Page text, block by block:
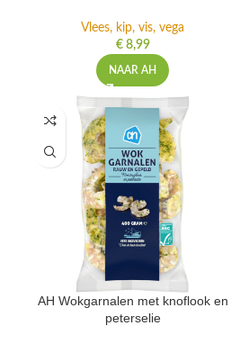
Vlees, kip, vis, vega
€8,99
NAAR AH
AH Wokgarnalen met knoflook en
peterselie